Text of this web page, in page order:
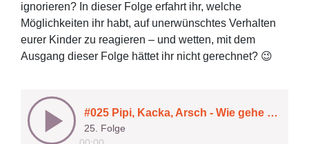
ignorieren? In dieser Folge erfahrt ihr, welche
Möglichkeiten ihr habt, auf unerwünschtes Verhalten
eurer Kinder zu reagieren – und wetten, mit dem
Ausgang dieser Folge hättet ihr nicht gerechnet? 😉